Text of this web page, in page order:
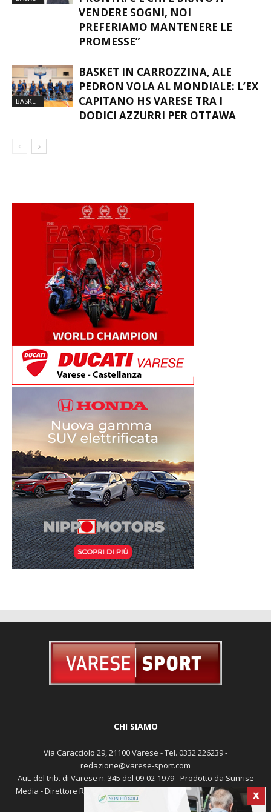
VENDERE SOGNI, NOI
PREFERIAMO MANTENERE LE
PROMESSE”
BASKET
BASKET IN CARROZZINA, ALE
PEDRON VOLA AL MONDIALE: L’EX
CAPITANO HS VARESE TRA I
DODICI AZZURRI PER OTTAWA
X
CHI SIAMO
Via Caracciolo 29, 21100 Varese - Tel. 0332 226239 -
redazione@varese-sport.com
Aut. del trib. di Varese n. 345 del 09-02-1979 - Prodotto da Sunrise
Media - Direttore Responsabile: Michele Marocco -Cookie policy
Pubblicità